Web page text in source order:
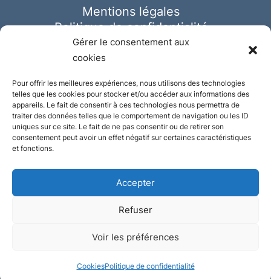
Gérer le consentement aux
cookies
Pour offrir les meilleures expériences, nous utilisons des technologies
telles que les cookies pour stocker et/ou accéder aux informations des
appareils. Le fait de consentir à ces technologies nous permettra de
traiter des données telles que le comportement de navigation ou les ID
uniques sur ce site. Le fait de ne pas consentir ou de retirer son
consentement peut avoir un effet négatif sur certaines caractéristiques
et fonctions.
Accepter
Refuser
Voir les préférences
CookiesPolitique de confidentialité
Mentions légales
Politique de confidentialité
Cookies
Conception et réalisation :Plate